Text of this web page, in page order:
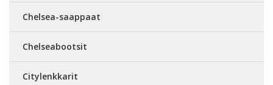
Chelsea-saappaat
Chelseabootsit
Citylenkkarit